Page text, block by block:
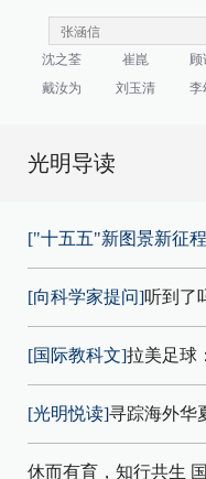
沈之荃 崔崑 顾
戴汝为
刘玉清 李
光明导读
["十五五"新图景新征
[向科学家提问]听到了
[国际教科文]拉美足球
[光明悦读]寻踪海外华
休而有育，知行共生